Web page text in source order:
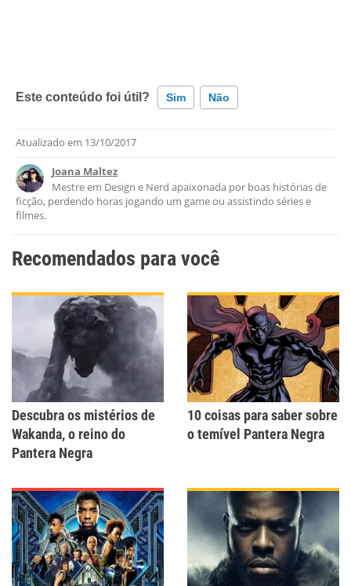
Este conteúdo foi útil? Sim Não
Este conteúdo contém informação incorreta
Este conteúdo não tem a informação que procuro
Outro
Atualizado em 13/10/2017
Joana Maltez
Mestre em Design e Nerd apaixonada por boas histórias de
ficção, perdendo horas jogando um game ou assistindo séries e
filmes.
Recomendados para você
Descubra os mistérios de
Wakanda, o reino do
Pantera Negra
10 coisas para saber sobre
o temível Pantera Negra